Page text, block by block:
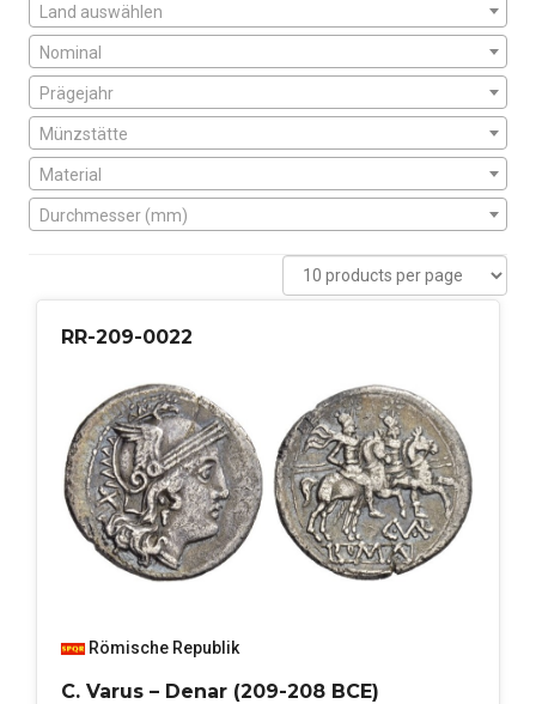
Land auswählen
Nominal
Prägejahr
Münzstätte
Material
Durchmesser (mm)
RR-209-0022
Römische Republik
C. Varus – Denar (209-208 BCE)